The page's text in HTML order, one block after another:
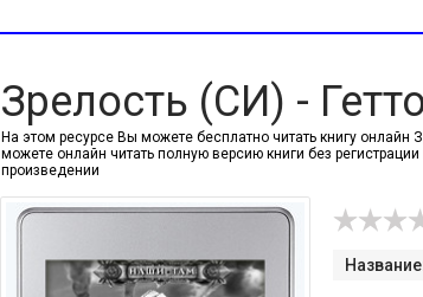
Зрелость (СИ) -
На этом ресурсе Вы можете бесплатно читать книгу онлайн
можете онлайн читать полную версию книги без
произведении